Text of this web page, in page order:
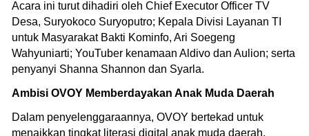
Acara ini turut dihadiri oleh Chief Executor Officer TV
Desa, Suryokoco Suryoputro; Kepala Divisi Layanan TI
untuk Masyarakat Bakti Kominfo, Ari Soegeng
Wahyuniarti; YouTuber kenamaan Aldivo dan Aulion; serta
penyanyi Shanna Shannon dan Syarla.
Ambisi OVOY Memberdayakan Anak Muda Daerah
Dalam penyelenggaraannya, OVOY bertekad untuk
menaikkan tingkat literasi digital anak muda daerah.